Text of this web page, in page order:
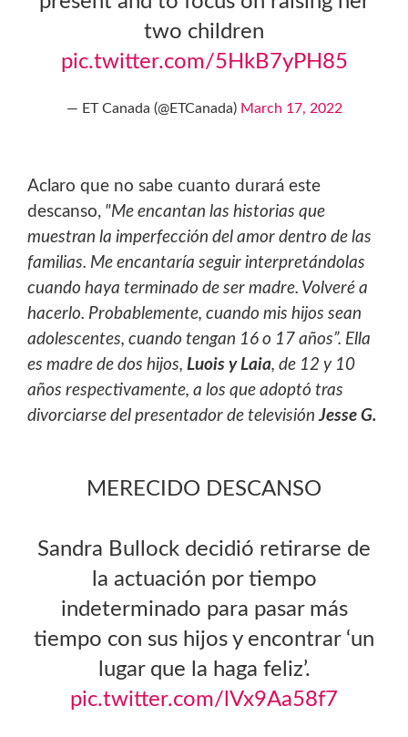
two children
pic.twitter.com/5HkB7yPH85
— ET Canada (@ETCanada) March 17, 2022
Aclaro que no sabe cuanto durará este
descanso, "Me encantan las historias que
muestran la imperfección del amor dentro de las
familias. Me encantaría seguir interpretándolas
cuando haya terminado de ser madre. Volveré a
hacerlo. Probablemente, cuando mis hijos sean
adolescentes, cuando tengan 16 o 17 años”. Ella
es madre de dos hijos, Luois y Laia, de 12 y 10
años respectivamente, a los que adoptó tras
divorciarse del presentador de televisiónJesse G.
MERECIDO DESCANSO
Sandra Bullock decidió retirarse de
la actuación por tiempo
indeterminado para pasar más
tiempo con sus hijos y encontrar ‘un
lugar que la haga feliz’.
pic.twitter.com/lVx9Aa58f7